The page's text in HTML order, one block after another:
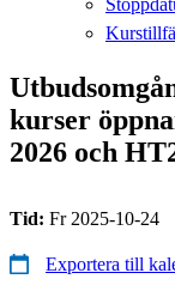
kurser
2026 och
Tid: Fr 2025-10-24
Exportera till